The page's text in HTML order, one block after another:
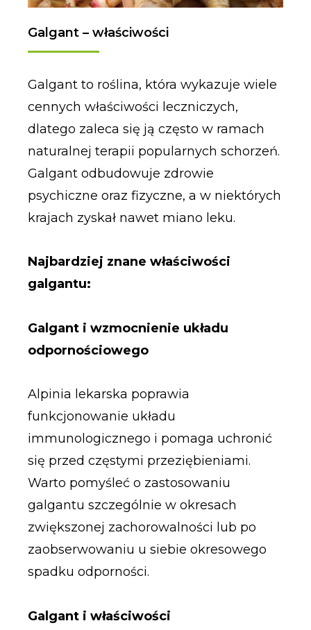
Galgant – właściwości
Galgant to roślina, która wykazuje wiele
cennych właściwości leczniczych,
dlatego zaleca się ją często w ramach
naturalnej terapii popularnych schorzeń.
Galgant odbudowuje zdrowie
psychiczne oraz fizyczne, a w niektórych
krajach zyskał nawet miano leku.
Najbardziej znane właściwości
galgantu:
Galgant i wzmocnienie układu
odpornościowego
Alpinia lekarska poprawia
funkcjonowanie układu
immunologicznego i pomaga uchronić
się przed częstymi przeziębieniami.
Warto pomyśleć o zastosowaniu
galgantu szczególnie w okresach
zwiększonej zachorowalności lub po
zaobserwowaniu u siebie okresowego
spadku odporności.
Galgant i właściwości